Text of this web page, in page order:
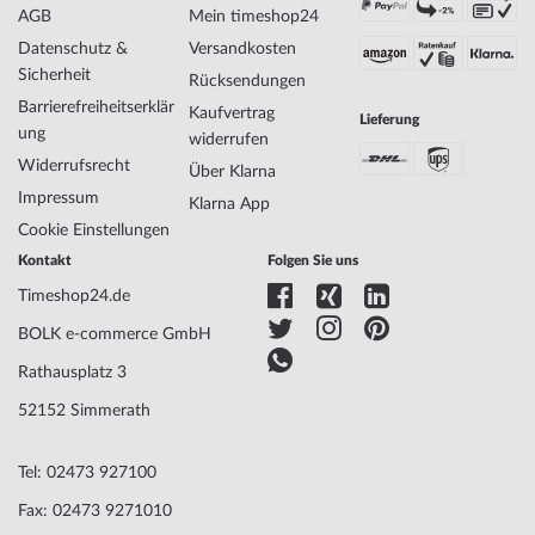
Anzeige
Analog
Antrieb
Batterie (Quarz)
Uhrwerk
Minute, Stunde
Gehäuse Material
Gehäusebreite
Gehäuse Form
Wasserdichte
5
Oberfläche
Besatz
Lünette
Zifferblatt Farbe
AGB
Datenschutz &
Sicherheit
Barrierefreiheitserklär
ung
Widerrufsrecht
Impressum
Cookie Einstellungen
Mein timeshop24
Versandkosten
Rücksendungen
Kaufvertrag
widerrufen
Über Klarna
Klarna App
Lieferung
Kontakt
Timeshop24.de
BOLK e-commerce GmbH
Rathausplatz 3
52152 Simmerath
Tel: 02473 927100
Fax: 02473 9271010
Folgen Sie uns